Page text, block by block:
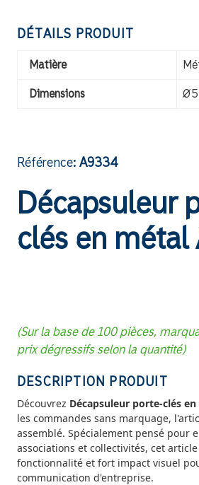
DÉTAILS PRODUIT
Matière
Dimensions
Référence: A9334
Décapsuleur
clés en métal
(Sur la base de 100 pièces,
prix dégressifs selon la quantité)
DESCRIPTION PRODUIT
Découvrez Décapsuleur porte-clés
les commandes sans marquage,
assemblé. Spécialement pensé pour
associations et collectivités, cet
fonctionnalité et fort impact visuel
communication d'entreprise.